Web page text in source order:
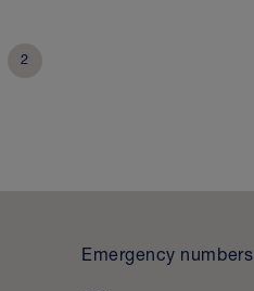
2
Emergency numbers